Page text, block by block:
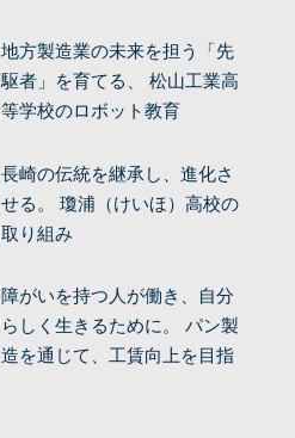
地方製造業の未来を担う「先
駆者」を育てる、 松山工業高
等学校のロボット教育
長崎の伝統を継承し、進化さ
せる。 瓊浦（けいほ）高校の
取り組み
障がいを持つ人が働き、自分
らしく生きるために。 パン製
造を通じて、工賃向上を目指